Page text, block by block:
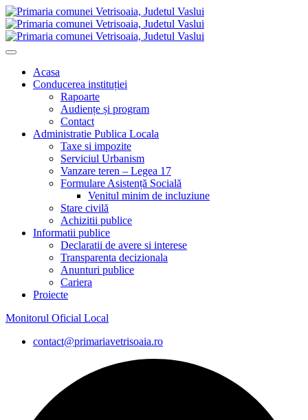
Acasa
Conducerea instituției
Rapoarte
Audiențe și program
Contact
Administratie Publica Locala
Taxe si impozite
Serviciul Urbanism
Vanzare teren – Legea 17
Formulare Asistență Socială
Venitul minim de incluziune
Stare civilă
Achizitii publice
Informatii publice
Declaratii de avere si interese
Transparenta decizionala
Anunturi publice
Cariera
Proiecte
Monitorul Oficial Local
contact@primariavetrisoaia.ro